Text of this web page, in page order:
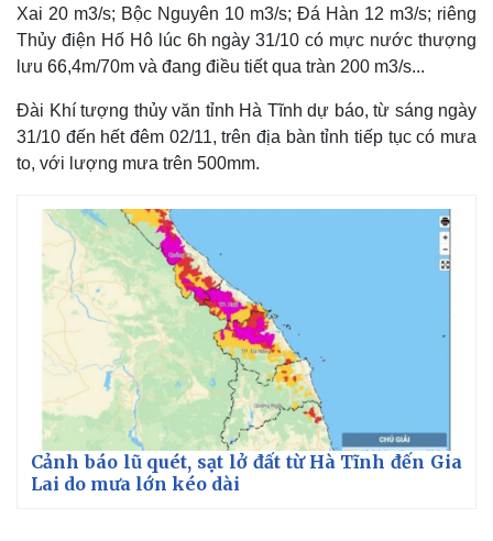
Xai 20 m3/s; Bộc Nguyên 10 m3/s; Đá Hàn 12 m3/s; riêng
Thủy điện Hố Hô lúc 6h ngày 31/10 có mực nước thượng
lưu 66,4m/70m và đang điều tiết qua tràn 200 m3/s...
Đài Khí tượng thủy văn tỉnh Hà Tĩnh dự báo, từ sáng ngày
31/10 đến hết đêm 02/11, trên địa bàn tỉnh tiếp tục có mưa
to, với lượng mưa trên 500mm.
Cảnh báo lũ quét, sạt lở đất từ Hà Tĩnh đến Gia
Lai do mưa lớn kéo dài